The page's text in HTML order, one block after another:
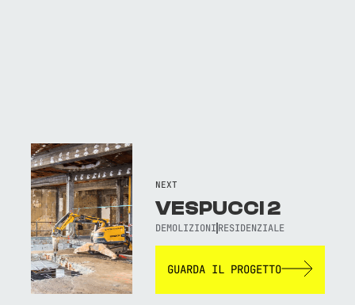
NEXT
VESPUCCI 2
DEMOLIZIONI RESIDENZIALE
GUARDA IL PROGETTO